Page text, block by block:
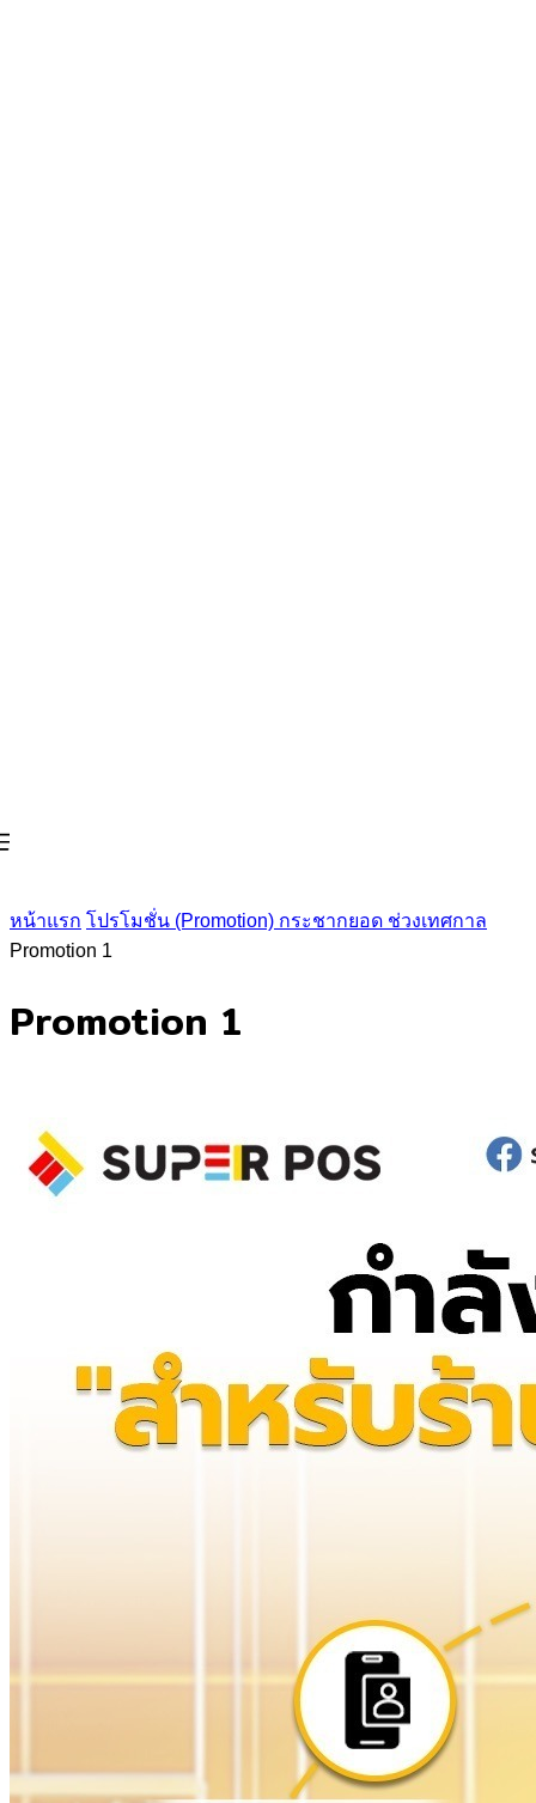
หน้าแรก โปรโมชั่น (Promotion) กระชากยอด ช่วงเทศกาล
Promotion 1
Promotion 1